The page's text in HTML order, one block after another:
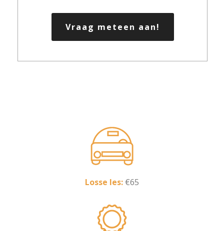
Vraag meteen aan!
Losse les: €65